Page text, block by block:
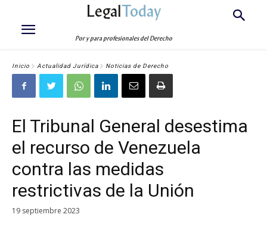
LegalToday
Por y para profesionales del Derecho
Inicio Actualidad Jurídica Noticias de Derecho
El Tribunal General desestima
el recurso de Venezuela
contra las medidas
restrictivas de la Unión
19 septiembre 2023